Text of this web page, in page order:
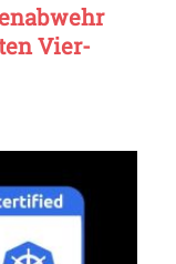
Vier-